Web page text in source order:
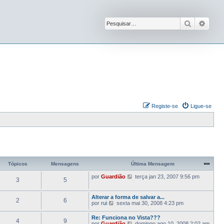
Pesquisar
Ligue-se
Registe-se
Tópicos Mensagens Última Mensagem
3 5 por Guardião
V
a
a
ú
l
t
terça jan 23, 2007 9:56 pm
2 6
Alterar a forma de salvar a...
por rui
V
a
sexta mai 30, 2008 4:23 pm
4 9
Re: Funciona no Vista???